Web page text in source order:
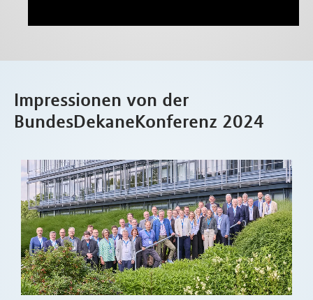
Impressionen von der
BundesDekaneKonferenz 2024